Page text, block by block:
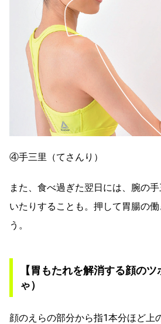
④手三里（てさんり）
また、食べ過ぎた翌日には、腕の
いたりすることも。押して胃腸の
う。
【胃もたれを解消する顔の
ゃ）
顔のえらの部分から指1本分ほど上